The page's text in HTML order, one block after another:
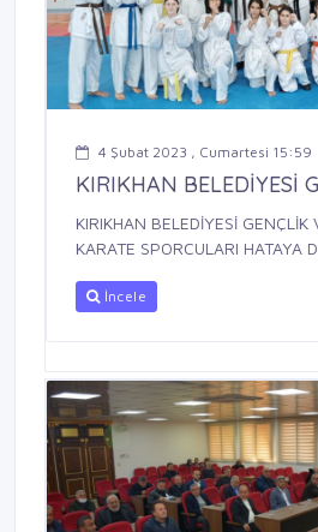
4 Şubat 2023 , Cumartesi 15:59
KIRIKHAN BELEDİYESİ
KIRIKHAN BELEDİYESİ GENÇLİK
KARATE SPORCULARI HATAYA
İncele